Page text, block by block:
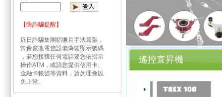
【防詐騙提醒】
近日詐騙集團猖獗且手法囂張，
常會竄改電信設備偽裝顯示號碼
，若您接獲任何電話要您依指示
操作ATM，或請您提供信用卡、
金融卡帳號等資料，請勿理會以
免上當。
遙控直昇機